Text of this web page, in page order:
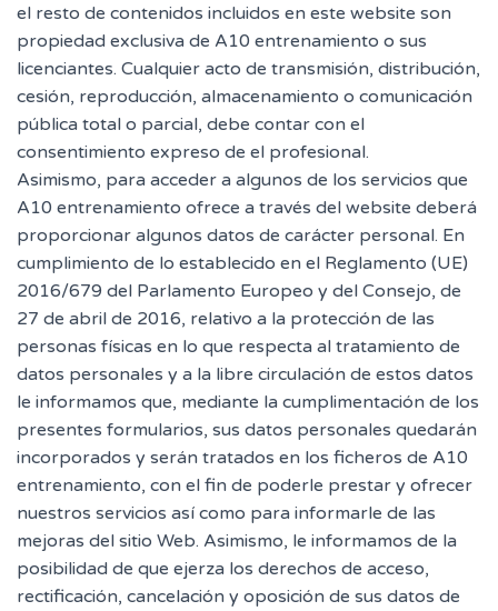
el resto de contenidos incluidos en este website son
propiedad exclusiva de A10 entrenamiento o sus
licenciantes. Cualquier acto de transmisión, distribución,
cesión, reproducción, almacenamiento o comunicación
pública total o parcial, debe contar con el
consentimiento expreso de el profesional.
Asimismo, para acceder a algunos de los servicios que
A10 entrenamiento ofrece a través del website deberá
proporcionar algunos datos de carácter personal. En
cumplimiento de lo establecido en el Reglamento (UE)
2016/679 del Parlamento Europeo y del Consejo, de
27 de abril de 2016, relativo a la protección de las
personas físicas en lo que respecta al tratamiento de
datos personales y a la libre circulación de estos datos
le informamos que, mediante la cumplimentación de los
presentes formularios, sus datos personales quedarán
incorporados y serán tratados en los ficheros de A10
entrenamiento, con el fin de poderle prestar y ofrecer
nuestros servicios así como para informarle de las
mejoras del sitio Web. Asimismo, le informamos de la
posibilidad de que ejerza los derechos de acceso,
rectificación, cancelación y oposición de sus datos de